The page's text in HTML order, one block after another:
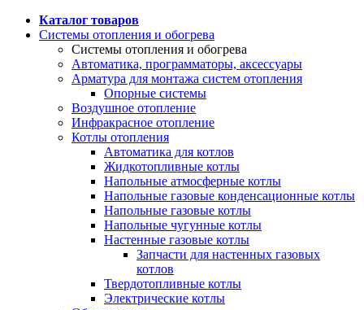
Каталог товаров
Системы отопления и обогрева
Системы отопления и обогрева
Автоматика, программаторы, аксессуары
Арматура для монтажа систем отопления
Опорные системы
Воздушное отопление
Инфракрасное отопление
Котлы отопления
Автоматика для котлов
Жидкотопливные котлы
Напольные атмосферные котлы
Напольные газовые конденсационные котлы
Напольные газовые котлы
Напольные чугунные котлы
Настенные газовые котлы
Запчасти для настенных газовых
котлов
Твердотопливные котлы
Электрические котлы